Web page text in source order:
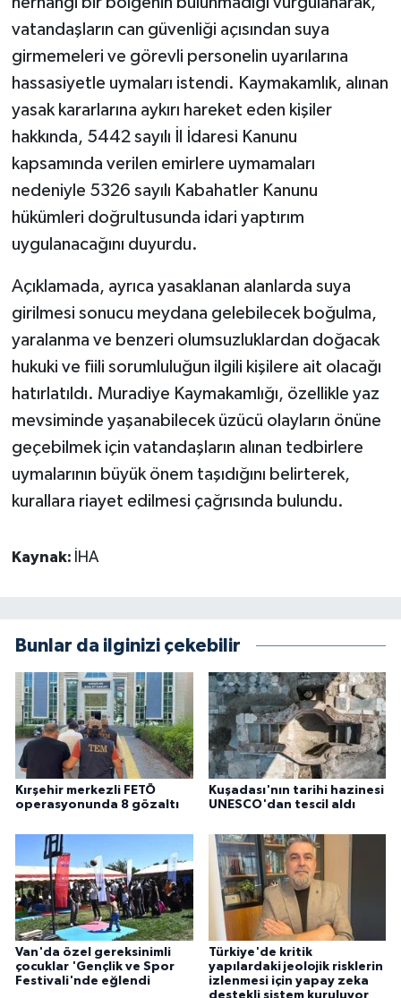
vatandaşların can güvenliği açısından suya
girmemeleri ve görevli personelin uyarılarına
hassasiyetle uymaları istendi. Kaymakamlık, alınan
yasak kararlarına aykırı hareket eden kişiler
hakkında, 5442 sayılı İl İdaresi Kanunu
kapsamında verilen emirlere uymamaları
nedeniyle 5326 sayılı Kabahatler Kanunu
hükümleri doğrultusunda idari yaptırım
uygulanacağını duyurdu.
Açıklamada, ayrıca yasaklanan alanlarda suya
girilmesi sonucu meydana gelebilecek boğulma,
yaralanma ve benzeri olumsuzluklardan doğacak
hukuki ve fiili sorumluluğun ilgili kişilere ait olacağı
hatırlatıldı. Muradiye Kaymakamlığı, özellikle yaz
mevsiminde yaşanabilecek üzücü olayların önüne
geçebilmek için vatandaşların alınan tedbirlere
uymalarının büyük önem taşıdığını belirterek,
kurallara riayet edilmesi çağrısında bulundu.
Kaynak: İHA
Bunlar da ilginizi çekebilir
Kırşehir merkezli FETÖ
operasyonunda 8 gözaltı
Kuşadası'nın tarihi hazinesi
UNESCO'dan tescil aldı
Van'da özel gereksinimli
çocuklar 'Gençlik ve Spor
Festivali'nde eğlendi
Türkiye'de kritik
yapılardaki jeolojik risklerin
izlenmesi için yapay zeka
destekli sistem kuruluyor